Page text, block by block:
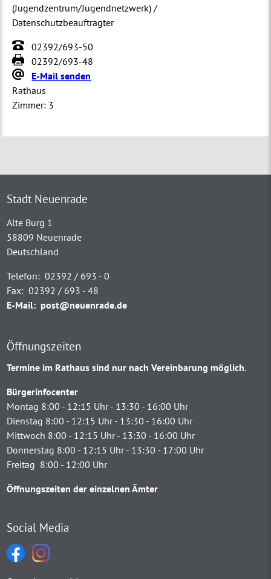
(Jugendzentrum/Jugendnetzwerk) /
Datenschutzbeauftragter
02392/693-50
02392/693-48
E-Mail senden
Rathaus
Zimmer: 3
Stadt Neuenrade
Alte Burg 1
58809 Neuenrade
Deutschland
Telefon: 02392 / 693 - 0
Fax: 02392 / 693 - 48
E-Mail: post@neuenrade.de
Öffnungszeiten
Termine im Rathaus sind nur nach Vereinbarung möglich.
Bürgerinfocenter
Montag 8:00 - 12:15 Uhr - 13:30 - 16:00 Uhr
Dienstag 8:00 - 12:15 Uhr - 13:30 - 16:00 Uhr
Mittwoch 8:00 - 12:15 Uhr - 13:30 - 16:00 Uhr
Donnerstag 8:00 - 12:15 Uhr - 13:30 - 17:00 Uhr
Freitag 8:00 - 12:00 Uhr
Öffnungszeiten der einzelnen Ämter
Social Media